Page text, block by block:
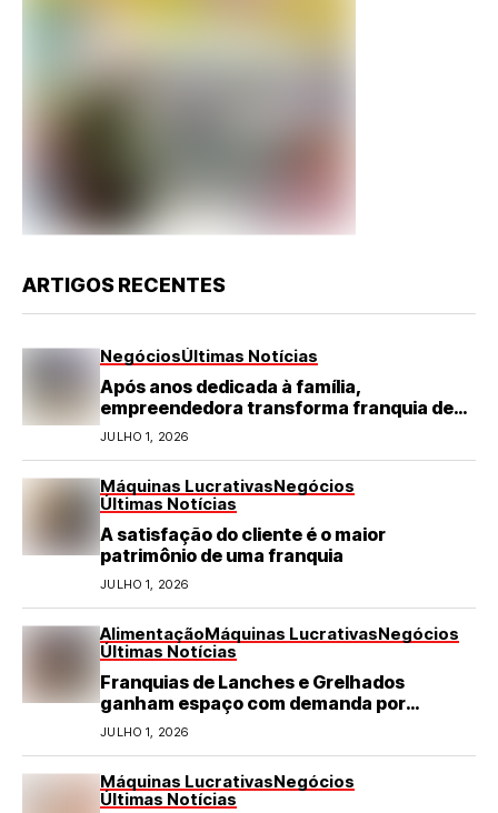
ARTIGOS RECENTES
NegóciosÚltimas Notícias
Após anos dedicada à família,
empreendedora transforma franquia de
turismo em negócio de destaque no RN
JULHO 1, 2026
Máquinas LucrativasNegócios
Últimas Notícias
A satisfação do cliente é o maior
patrimônio de uma franquia
JULHO 1, 2026
AlimentaçãoMáquinas LucrativasNegócios
Últimas Notícias
Franquias de Lanches e Grelhados
ganham espaço com demanda por
refeições rápidas e de qualidade
JULHO 1, 2026
Máquinas LucrativasNegócios
Últimas Notícias